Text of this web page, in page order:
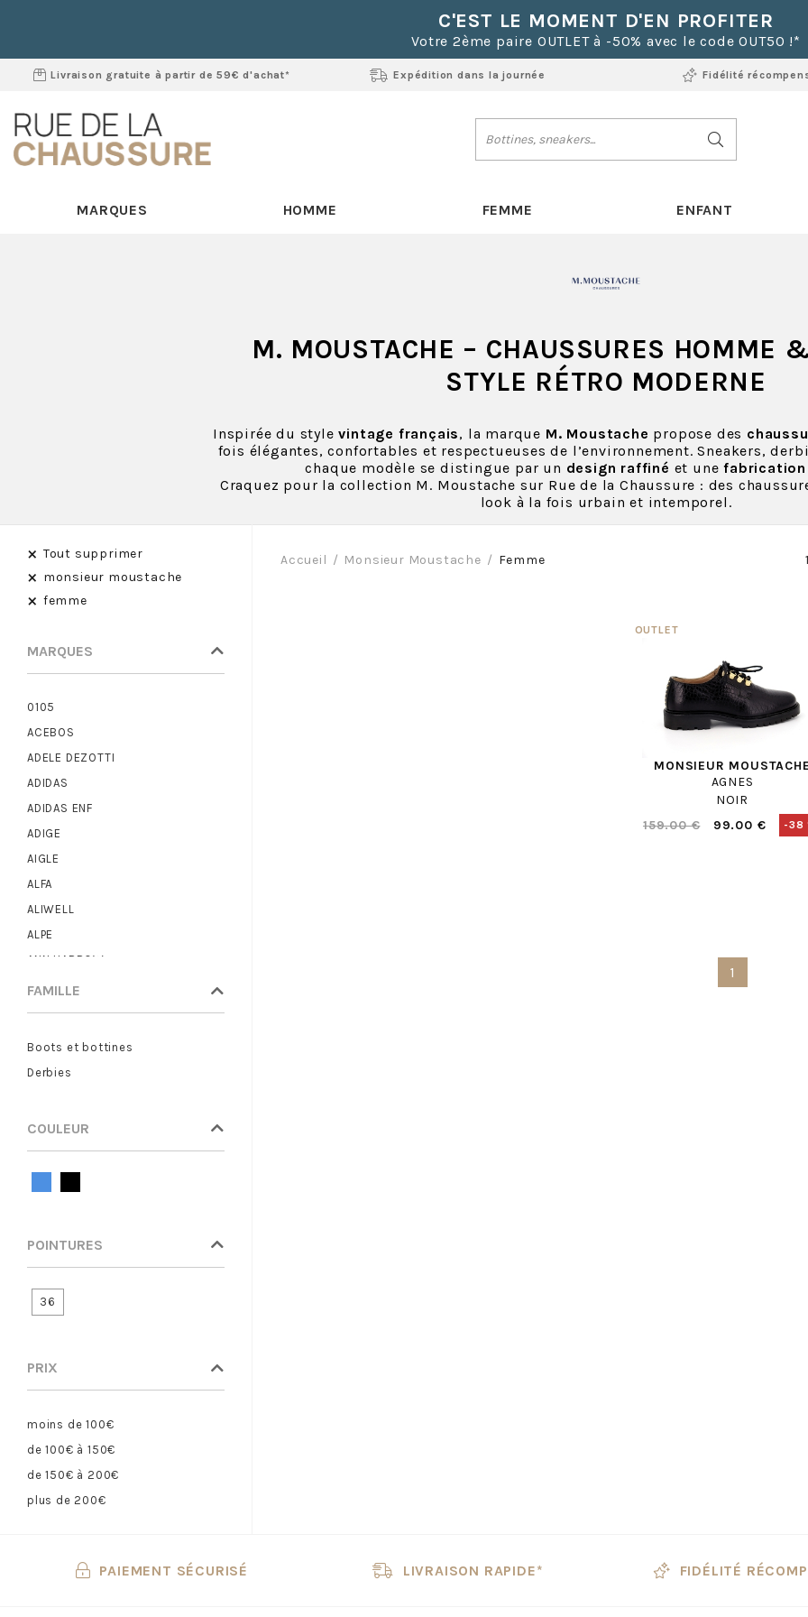
C'EST LE MOMENT D'EN PROFITER
Votre 2ème paire OUTLET à -50% avec le code OUT50 !*
Livraison gratuite à partir de 59€ d'achat* Expédition dans la journée Fidélité
MARQUES HOMME FEMME ENFANT
M. MOUSTACHE – CHAUSSURES HOMME
STYLE RÉTRO MODERNE
Inspirée du stylevintage français, la marque M. Moustache propose des
fois élégantes, confortables et respectueuses de l’environnement. Sneakers,
chaque modèle se distingue par un design raffiné et une
Craquez pour la collection M. Moustache sur Rue de la Chaussure : des
look à la fois urbain et intemporel.
× Tout supprimer
× monsieur moustache
× femme
MARQUES
0105
ACEBOS
ADELE DEZOTTI
ADIDAS
ADIDAS ENF
ADIGE
AIGLE
ALFA
ALIWELL
ALPE
ANN HARROW
ANOTHER TREND
ARA
ASTER
BELLAMY
BELLAMY PANT
BIRKENSTOCK
BIRKENSTOCK ENF
FAMILLE
Boots et bottines
Derbies
COULEUR
POINTURES
36
PRIX
moins de 100€
de 100€ à 150€
de 150€ à 200€
plus de 200€
Accueil Monsieur Moustache Femme
MONSIEUR
AGNES
NOIR
159.00 €
99.00 € -38
1
PAIEMENT SÉCURISÉ LIVRAISON RAPIDE* FIDÉLITÉ